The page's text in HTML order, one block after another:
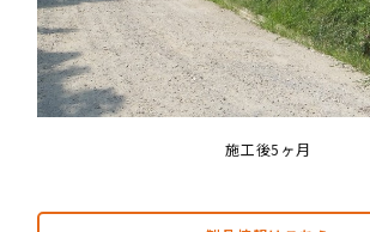
施工後5ヶ月